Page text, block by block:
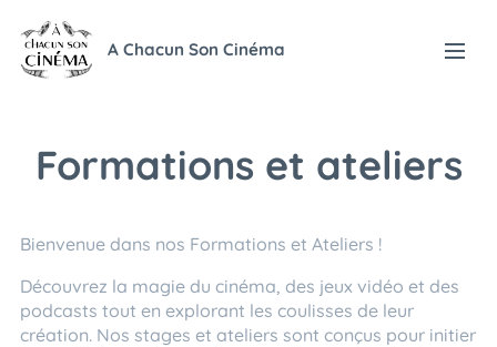
A Chacun Son Cinéma
Formations et ateliers
Bienvenue dans nos Formations et Ateliers !
Découvrez la magie du cinéma, des jeux vidéo et des
podcasts tout en explorant les coulisses de leur
création. Nos stages et ateliers sont conçus pour initier